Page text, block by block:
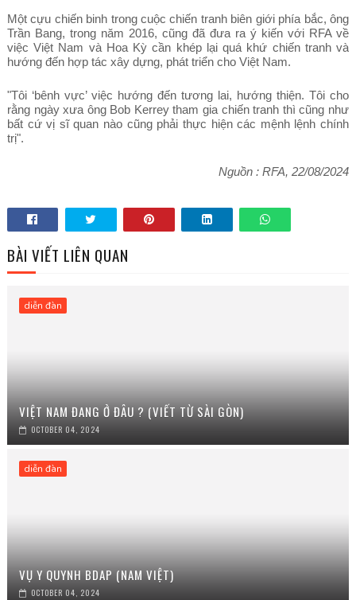
Một cựu chiến binh trong cuộc chiến tranh biên giới phía bắc, ông
Trần Bang, trong năm 2016, cũng đã đưa ra ý kiến với RFA về
việc Việt Nam và Hoa Kỳ cần khép lại quá khứ chiến tranh và
hướng đến hợp tác xây dựng, phát triển cho Việt Nam.
"Tôi ‘bênh vực’ việc hướng đến tương lai, hướng thiện. Tôi cho
rằng ngày xưa ông Bob Kerrey tham gia chiến tranh thì cũng như
bất cứ vị sĩ quan nào cũng phải thực hiện các mệnh lệnh chính
trị".
Nguồn : RFA, 22/08/2024
BÀI VIẾT LIÊN QUAN
diễn đàn
VIỆT NAM ĐANG Ở ĐÂU ? (VIẾT TỪ SÀI GÒN)
OCTOBER 04, 2024
diễn đàn
VỤ Y QUYNH BDAP (NAM VIỆT)
OCTOBER 04, 2024